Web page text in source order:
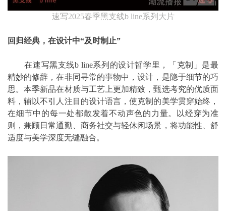
速写2025春季黑支线b line系列大片
回归经典，在设计中“及时制止”
在速写黑支线b line系列的设计哲学里，「克制」是最
精妙的修辞，在非同寻常的事物中，设计，是隐于细节的巧
思。本季新品在材质与工艺上更加精致，甄选考究的优质面
料，辅以不引人注目的设计语言，使克制的美学贯穿始终，
在细节中的每一处都散发着不动声色的力量。以经穿为准
则，兼顾日常通勤、商务社交与轻休闲场景，将功能性、舒
适度与美学深度无缝融合。